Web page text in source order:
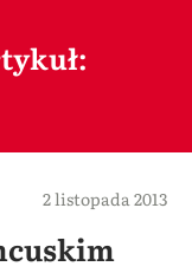
2 listopada 2013